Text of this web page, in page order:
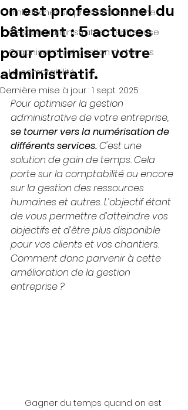
Embaucher un prestataire externe
Gestion administrative d'entreprise
Organisation et gestion du temps
La comptabilité
on est professionnel du
bâtiment : 5 actuces
pour optimiser votre
administratif.
Dernière mise à jour : 1 sept. 2025
Pour optimiser la gestion
administrative de votre entreprise,
se tourner vers la numérisation de
différents services. C'est une
solution de gain de temps. Cela
porte sur la comptabilité ou encore
sur la gestion des ressources
humaines et autres. L’objectif étant
de vous permettre d’atteindre vos
objectifs et d’être plus disponible
pour vos clients et vos chantiers.
Comment donc parvenir à cette
amélioration de la gestion
entreprise ?
Gagner du temps quand on est